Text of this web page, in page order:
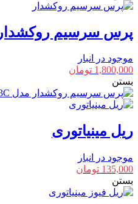
پرس سرسیم روکشدار
موجود در انبار
1,800,000 تومان
بستن
ریل مینیاتوری
موجود در انبار
135,000 تومان
بستن